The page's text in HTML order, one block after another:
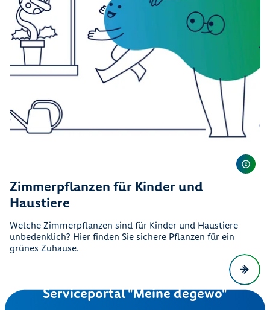
Zimmerpflanzen für Kinder und
Haustiere
Welche Zimmerpflanzen sind für Kinder und Haustiere
unbedenklich? Hier finden Sie sichere Pflanzen für ein
grünes Zuhause.
Serviceportal "Meine degewo"